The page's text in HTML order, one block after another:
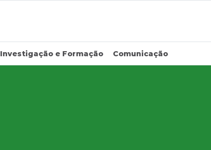
Investigação e Formação Comunicação